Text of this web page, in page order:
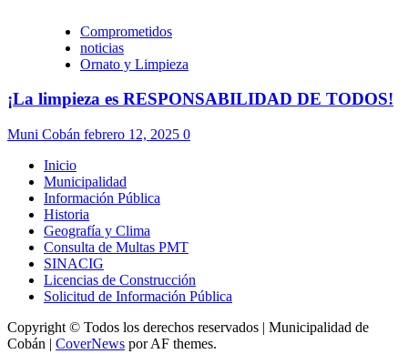
Comprometidos
noticias
Ornato y Limpieza
¡La limpieza es RESPONSABILIDAD DE TODOS!
Muni Cobán febrero 12, 2025 0
Inicio
Municipalidad
Información Pública
Historia
Geografía y Clima
Consulta de Multas PMT
SINACIG
Licencias de Construcción
Solicitud de Información Pública
Copyright © Todos los derechos reservados | Municipalidad de
Cobán | CoverNews por AF themes.